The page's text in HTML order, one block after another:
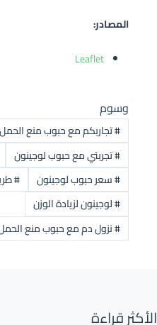
المصادر:
Leaflet
وسوم
#تجاربكم مع حبوب منع
#تجربتي مع حبوب لوجينون
#سعر حبوب لوجينون #
#لوجينون لزيادة الوزن
#نزول دم مع حبوب منع
الأكثر قراءة